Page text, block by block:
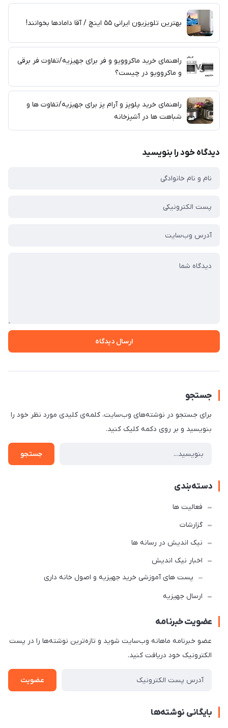
بهترین تلویزیون ایرانی ۵۵ اینچ / آقا دامادها بخوانند!
راهنمای خرید ماکروویو و فر برای جهیزیه/تفاوت فر برقی
و ماکروویو در چیست؟
راهنمای خرید پلوپز و آرام پز برای جهیزیه/تفاوت ها و
شباهت ها در آشپزخانه
دیدگاه خود را بنویسید
ارسال دیدگاه
جستجو
برای جستجو در نوشته‌های وب‌سایت، کلمه‌ی کلیدی مورد نظر خود را
بنویسید و بر روی دکمه کلیک کنید.
جستجو
دسته‌بندی
فعالیت ها
گزارشات
نیک اندیش در رسانه ها
اخبار نیک اندیش
پست های آموزشی خرید جهیزیه و اصول خانه داری
ارسال جهیزیه
عضویت خبرنامه
عضو خبرنامه ماهانه وب‌سایت شوید و تازه‌ترین نوشته‌ها را در پست
الکترونیک خود دریافت کنید.
عضویت
بایگانی نوشته‌ها